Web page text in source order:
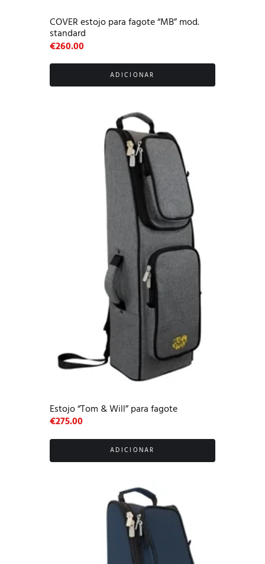
COVER estojo para fagote “MB” mod.
standard
€260.00
ADICIONAR
Estojo “Tom & Will” para fagote
€275.00
ADICIONAR